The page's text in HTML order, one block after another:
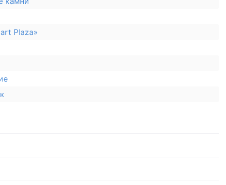
Plaza»